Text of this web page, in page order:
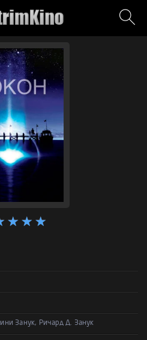
Занук, Ричард Д. Занук